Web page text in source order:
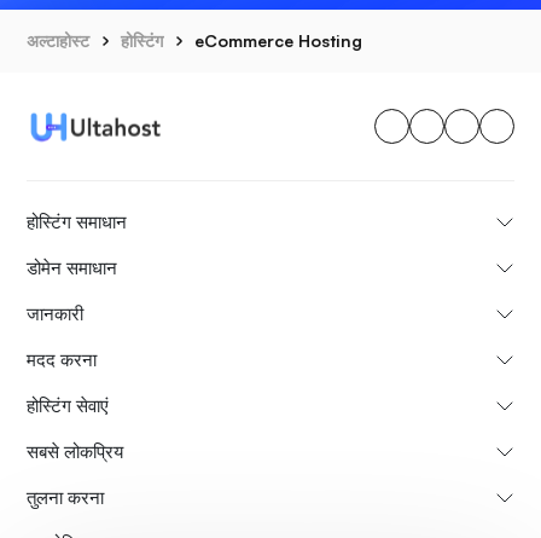
अल्टाहोस्ट होस्टिंग eCommerce Hosting
होस्टिंग समाधान
डोमेन समाधान
जानकारी
मदद करना
होस्टिंग सेवाएं
सबसे लोकप्रिय
तुलना करना